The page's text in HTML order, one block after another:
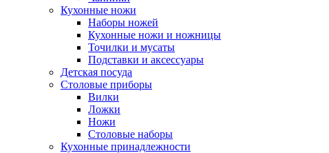
Кухонные ножи
Наборы ножей
Кухонные ножи и ножницы
Точилки и мусаты
Подставки и аксессуары
Детская посуда
Столовые приборы
Вилки
Ложки
Ножи
Столовые наборы
Кухонные принадлежности